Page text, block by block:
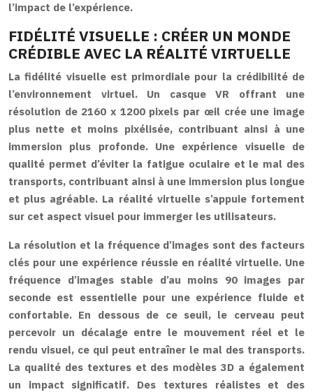
l’impact de l’expérience.
FIDÉLITÉ VISUELLE : CRÉER UN MONDE
CRÉDIBLE AVEC LA RÉALITÉ VIRTUELLE
La fidélité visuelle est primordiale pour la crédibilité de
l’environnement virtuel. Un casque VR offrant une
résolution de 2160 x 1200 pixels par œil crée une image
plus nette et moins pixélisée, contribuant ainsi à une
immersion plus profonde. Une expérience visuelle de
qualité permet d’éviter la fatigue oculaire et le mal des
transports, contribuant ainsi à une immersion plus longue
et plus agréable. La réalité virtuelle s’appuie fortement
sur cet aspect visuel pour immerger les utilisateurs.
La résolution et la fréquence d’images sont des facteurs
clés pour une expérience réussie en réalité virtuelle. Une
fréquence d’images stable d’au moins 90 images par
seconde est essentielle pour une expérience fluide et
confortable. En dessous de ce seuil, le cerveau peut
percevoir un décalage entre le mouvement réel et le
rendu visuel, ce qui peut entraîner le mal des transports.
La qualité des textures et des modèles 3D a également
un impact significatif. Des textures réalistes et des